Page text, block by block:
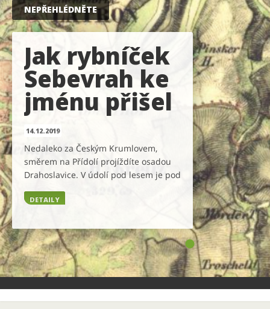
NEPŘEHLÉDNĚTE
Jak rybníček
Sebevrah ke
jménu přišel
14.12.2019
Nedaleko za Českým Krumlovem,
směrem na Přídolí projíždíte osadou
Drahoslavice. V údolí pod lesem je pod
drahoslavické kaskády. Poslední z nich
vlastně dva, očíslované I a II. Jakpak asi
ke svému jménu přišel? Opravdu
nevím přesně, ale zkusme si
představit co se třeba mohlo stát…
Psal […]
DETAILY